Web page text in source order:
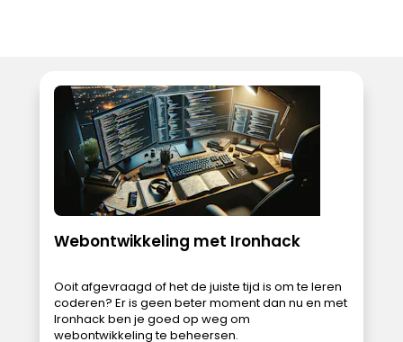
Webontwikkeling met Ironhack
Ooit afgevraagd of het de juiste tijd is om te leren
coderen? Er is geen beter moment dan nu en met
Ironhack ben je goed op weg om
webontwikkeling te beheersen.